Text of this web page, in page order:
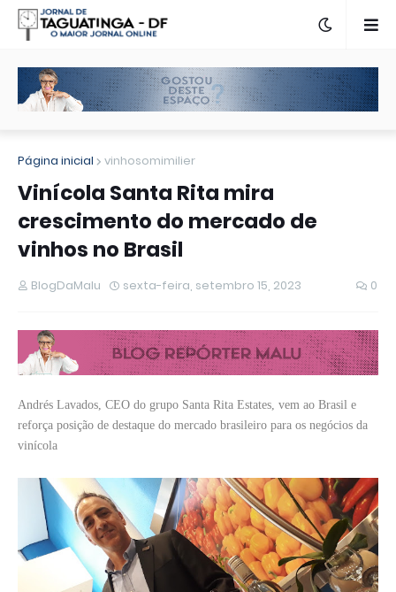
Página inicial vinhosomimilier
Vinícola Santa Rita mira
crescimento do mercado de
vinhos no Brasil
BlogDaMalu sexta-feira, setembro 15, 2023 0
Andrés Lavados, CEO do grupo Santa Rita Estates, vem ao Brasil e
reforça posição de destaque do mercado brasileiro para os negócios da
vinícola